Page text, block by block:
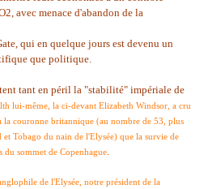
avec menace d'abandon de la
qui en quelque jours est devenu un
que politique.
tant en péril la "stabilité" impériale de
lui-même, la ci-devant Elizabeth Windsor, a cru
la couronne britannique (au nombre de 53, plus
et Tobago du nain de l'Elysée) que la survie de
du sommet de Copenhague.
de l'Elysée, notre président de la